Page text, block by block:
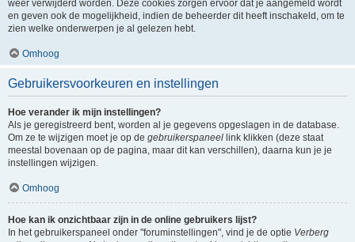
weer verwijderd worden. Deze cookies zorgen ervoor dat je aangemeld wordt
en geven ook de mogelijkheid, indien de beheerder dit heeft inschakeld, om te
zien welke onderwerpen je al gelezen hebt.
Omhoog
Gebruikersvoorkeuren en instellingen
Hoe verander ik mijn instellingen?
Als je geregistreerd bent, worden al je gegevens opgeslagen in de database.
Om ze te wijzigen moet je op de gebruikerspaneel link klikken (deze staat
meestal bovenaan op de pagina, maar dit kan verschillen), daarna kun je je
instellingen wijzigen.
Omhoog
Hoe kan ik onzichtbaar zijn in de online gebruikers lijst?
In het gebruikerspaneel onder "foruminstellingen", vind je de optie Verberg